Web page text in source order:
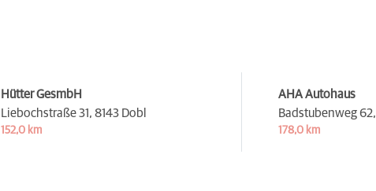
Hütter GesmbH
Liebochstraße 31, 8143 Dobl
152,0 km
AHA Autohaus
Badstubenweg 62,
178,0 km